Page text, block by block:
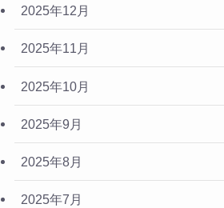
2025年12月
2025年11月
2025年10月
2025年9月
2025年8月
2025年7月